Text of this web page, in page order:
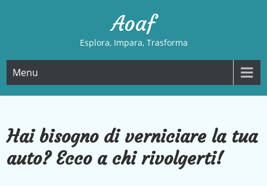
Aoaf
Esplora, Impara, Trasforma
Menu
Hai bisogno di verniciare la tua
auto? Ecco a chi rivolgerti!